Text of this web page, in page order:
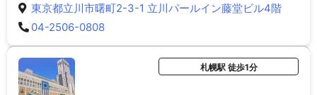
東京都立川市曙町2-3-1 立川パールイン藤堂ビル4階
04-2506-0808
札幌駅 徒歩1分